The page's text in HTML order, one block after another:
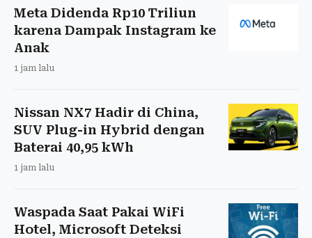
Meta Didenda Rp10 Triliun
karena Dampak Instagram ke
Anak
1 jam lalu
Nissan NX7 Hadir di China,
SUV Plug-in Hybrid dengan
Baterai 40,95 kWh
1 jam lalu
Waspada Saat Pakai WiFi
Hotel, Microsoft Deteksi